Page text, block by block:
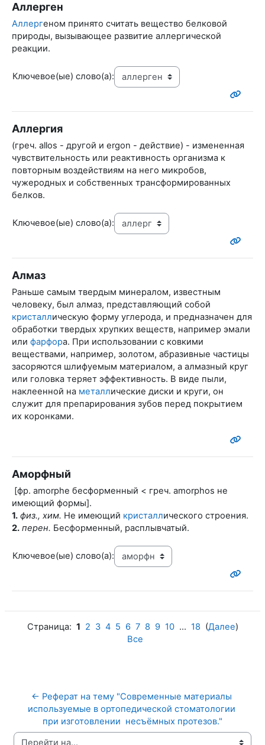
Аллерген
Аллергеном принято считать вещество белковой
природы, вызывающее развитие аллергической
реакции.
Ключевое(ые) слово(а):
Аллергия
(греч. allos - другой и ergon - действие) - измененная
чувствительность или реактивность организма к
повторным воздействиям на него микробов,
чужеродных и собственных трансформированных
белков.
Ключевое(ые) слово(а):
Алмаз
Раньше самым твердым минералом, известным
человеку, был алмаз, представляющий собой
кристаллическую форму углерода, и предназначен для
обработки твердых хрупких веществ, например эмали
или фарфора. При использовании с ковкими
веществами, например, золотом, абразивные частицы
засоряются шлифуемым материалом, а алмазный круг
или головка теряет эффективность. В виде пыли,
наклеенной на металлические диски и круги, он
служит для препарирования зубов перед покрытием
их коронками.
Аморфный
[фр. amorphe бесформенный < греч. amorphos не
имеющий формы].
1. физ., хим. Не имеющий кристаллического строения.
2. перен. Бесформенный, расплывчатый.
Ключевое(ые) слово(а):
Страница: 1 2 3 4 5 6 7 8 9 10... 18 (Далее)
Все
← Реферат на тему "Современные материалы
используемые в ортопедической стоматологии
при изготовлении  несъёмных протезов."